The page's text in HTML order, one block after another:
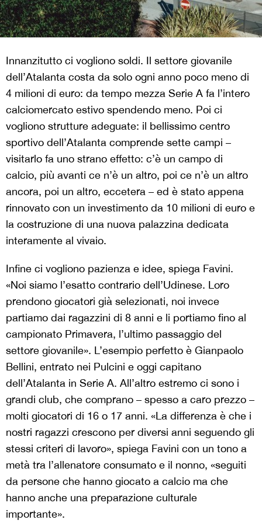
Innanzitutto ci vogliono soldi. Il settore giovanile
dell’Atalanta costa da solo ogni anno poco meno di
4 milioni di euro: da tempo mezza Serie A fa l’intero
calciomercato estivo spendendo meno. Poi ci
vogliono strutture adeguate: il bellissimo centro
sportivo dell’Atalanta comprende sette campi –
visitarlo fa uno strano effetto: c’è un campo di
calcio, più avanti ce n’è un altro, poi ce n’è un altro
ancora, poi un altro, eccetera – ed è stato appena
rinnovato con un investimento da 10 milioni di euro e
la costruzione di una nuova palazzina dedicata
interamente al vivaio.
Infine ci vogliono pazienza e idee, spiega Favini.
«Noi siamo l’esatto contrario dell’Udinese. Loro
prendono giocatori già selezionati, noi invece
partiamo dai ragazzini di 8 anni e li portiamo fino al
campionato Primavera, l’ultimo passaggio del
settore giovanile». L’esempio perfetto è Gianpaolo
Bellini, entrato nei Pulcini e oggi capitano
dell’Atalanta in Serie A. All’altro estremo ci sono i
grandi club, che comprano – spesso a caro prezzo –
molti giocatori di 16 o 17 anni. «La differenza è che i
nostri ragazzi crescono per diversi anni seguendo gli
stessi criteri di lavoro», spiega Favini con un tono a
metà tra l’allenatore consumato e il nonno, «seguiti
da persone che hanno giocato a calcio ma che
hanno anche una preparazione culturale
importante».